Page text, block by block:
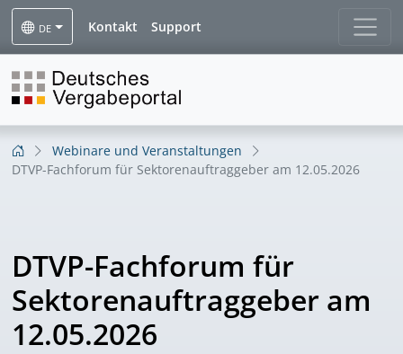
DE Kontakt Support
Webinare und Veranstaltungen
DTVP-Fachforum für Sektorenauftraggeber am 12.05.2026
DTVP-Fachforum für
Sektorenauftraggeber am
12.05.2026